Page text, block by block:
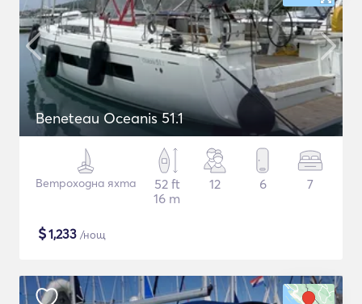
Beneteau Oceanis 51.1
Ветроходна яхта
52 ft
16 m
12 6 7
$1,233 /нощ